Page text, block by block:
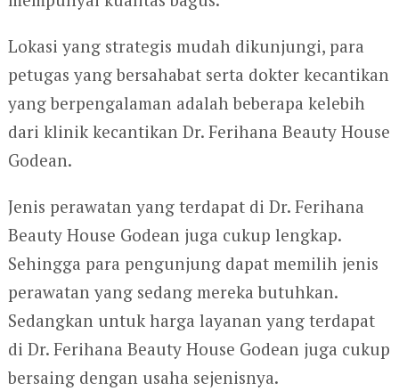
Lokasi yang strategis mudah dikunjungi, para
petugas yang bersahabat serta dokter kecantikan
yang berpengalaman adalah beberapa kelebih
dari klinik kecantikan Dr. Ferihana Beauty House
Godean.
Jenis perawatan yang terdapat di Dr. Ferihana
Beauty House Godean juga cukup lengkap.
Sehingga para pengunjung dapat memilih jenis
perawatan yang sedang mereka butuhkan.
Sedangkan untuk harga layanan yang terdapat
di Dr. Ferihana Beauty House Godean juga cukup
bersaing dengan usaha sejenisnya.